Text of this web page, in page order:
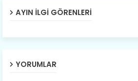
AYIN İLGI GÖRENLERI
YORUMLAR